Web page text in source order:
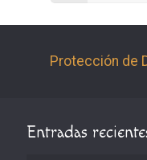
Protección de
Entradas